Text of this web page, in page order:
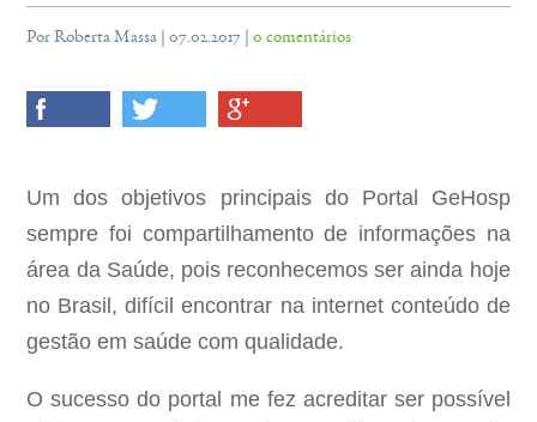
Por Roberta Massa | 07.02.2017 |0 comentários
Um dos objetivos principais do Portal GeHosp
sempre foi compartilhamento de informações na
área da Saúde, pois reconhecemos ser ainda hoje
no Brasil, difícil encontrar na internet conteúdo de
gestão em saúde com qualidade.
O sucesso do portal me fez acreditar ser possível